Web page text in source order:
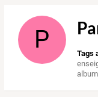
P Tags
album